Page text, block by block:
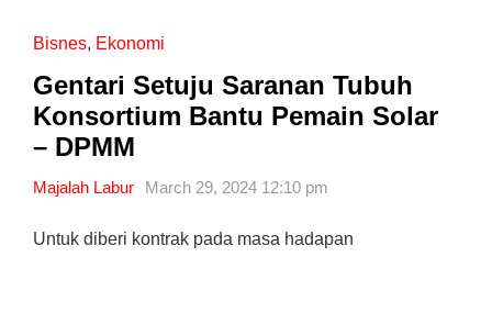
Bisnes, Ekonomi
Gentari Setuju Saranan Tubuh
Konsortium Bantu Pemain Solar
– DPMM
Majalah Labur March 29, 2024 12:10 pm
Untuk diberi kontrak pada masa hadapan